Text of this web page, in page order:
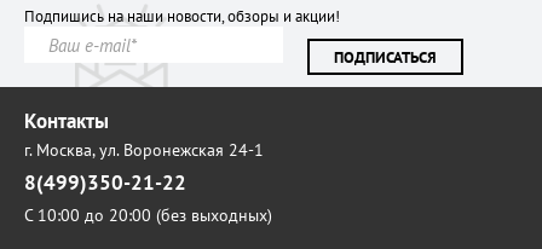
Подпишись на наши новости, обзоры и акции!
ПОДПИСАТЬСЯ
Контакты
г. Москва,ул. Воронежская 24-1
8(499)350-21-22
С 10:00 до 20:00 (без выходных)